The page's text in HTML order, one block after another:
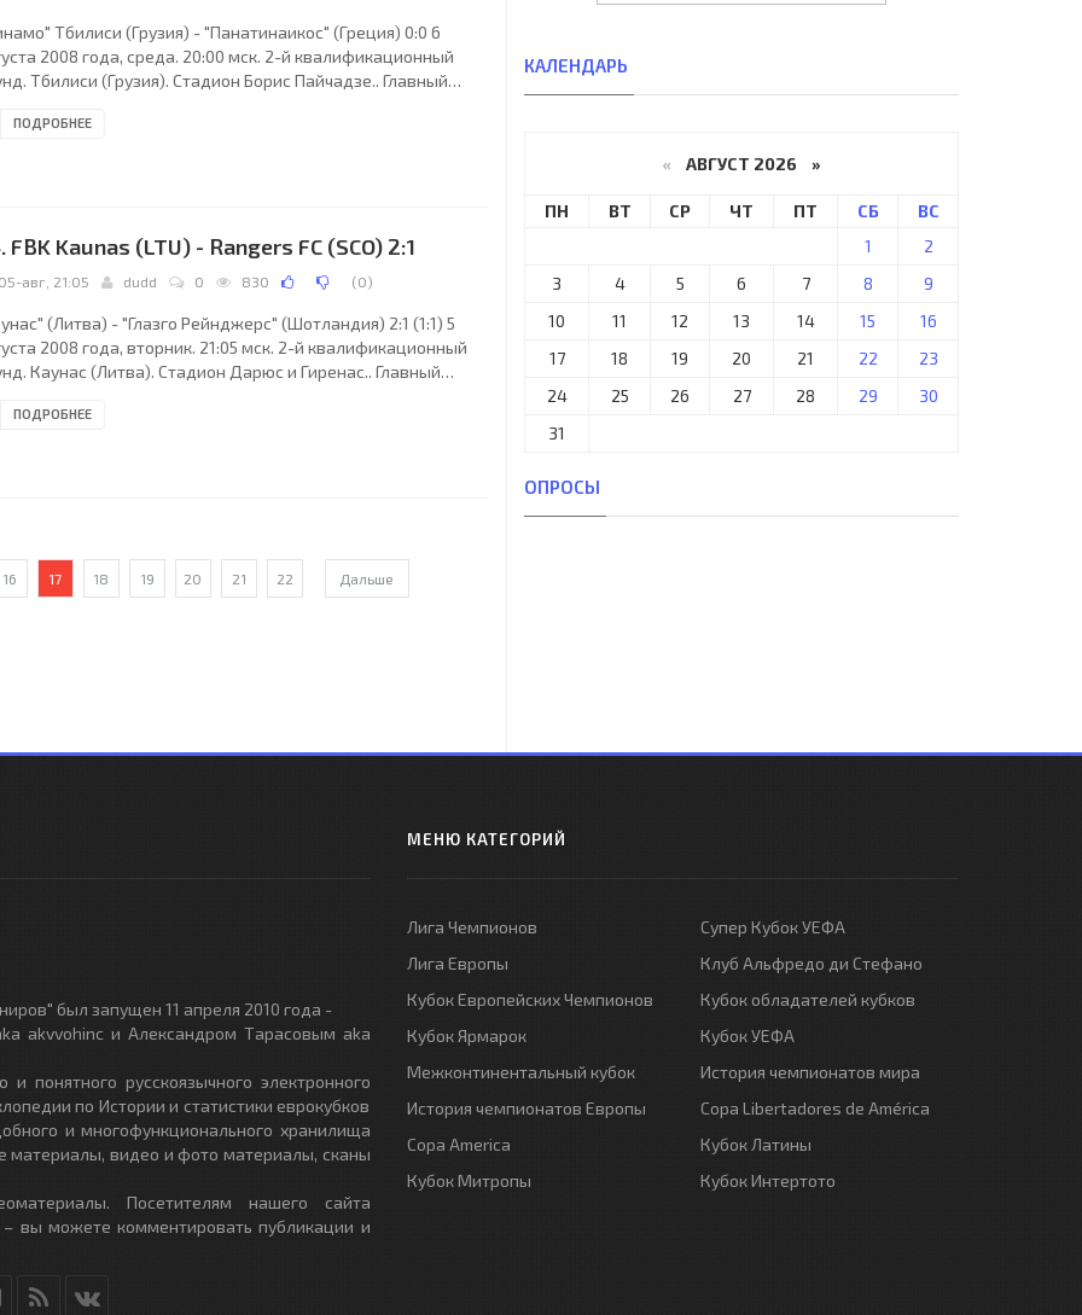
Тбилиси (Грузия) - "Панатинаикос" (Греция) 0:0 6
2008 года, среда. 20:00 мск. 2-й квалификационный
Тбилиси (Грузия). Стадион Борис Пайчадзе.. Главный
Гульверд Томашвили, Георгий Нергадзе (Дональд
ПОДРОБНЕЕ
FBK Kaunas (LTU) - Rangers FC (SCO) 2:1
05-авг, 21:05 dudd 0 830 (0)
(Литва) - "Глазго Рейнджерс" (Шотландия) 2:1 (1:1) 5
2008 года, вторник. 21:05 мск. 2-й квалификационный
Каунас (Литва). Стадион Дарюс и Гиренас.. Главный
Келло, Нерюс Раджюс, Паскаль Менди, Миндаугас
ПОДРОБНЕЕ
16 17 18 19 20 21 22 Дальше
КАЛЕНДАРЬ
« АВГУСТ 2026 »
ПН ВТ СР ЧТ ПТ СБ
ВС
1
2
3
4 5 6 7 8
9
10
11 12 13 14 15
16
17
18 19 20 21 22
23
24
25 26 27 28 29
30
31
ОПРОСЫ
был запущен 11 апреля 2010 года -
akvvohinc и Александром Тарасовым aka
понятного русскоязычного электронного
по Истории и статистики еврокубков
и многофункционального хранилища
материалы, видео и фото материалы, сканы
Посетителям нашего сайта
вы можете комментировать публикации и
МЕНЮ КАТЕГОРИЙ
Лига Чемпионов
Лига Европы
Кубок Европейских Чемпионов
Кубок Ярмарок
Межконтинентальный кубок
История чемпионатов Европы
Copa America
Кубок Митропы
Супер Кубок УЕФА
Клуб Альфредо ди Стефано
Кубок обладателей кубков
Кубок УЕФА
История чемпионатов мира
Copa Libertadores de América
Кубок Латины
Кубок Интертото